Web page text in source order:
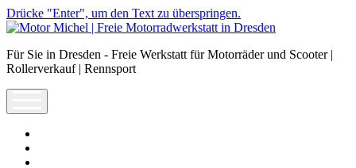
Drücke "Enter", um den Text zu überspringen.
Motor
|
Freie
Dresden
Für Sie in Dresden - Freie Werkstatt für Motorräder und Scooter |
Rollerverkauf | Rennsport